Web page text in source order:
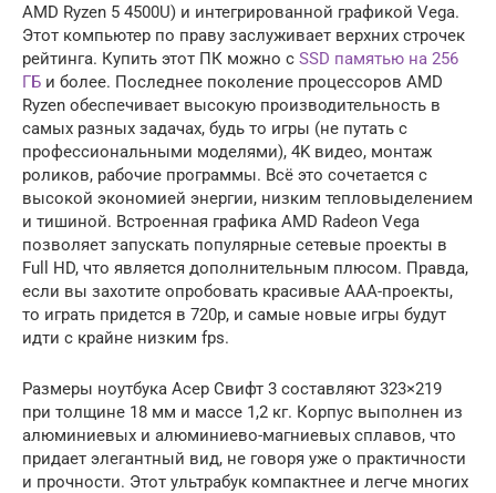
AMD Ryzen 5 4500U) и интегрированной графикой Vega.
Этот компьютер по праву заслуживает верхних строчек
рейтинга. Купить этот ПК можно с SSD памятью на 256
ГБ и более. Последнее поколение процессоров AMD
Ryzen обеспечивает высокую производительность в
самых разных задачах, будь то игры (не путать с
профессиональными моделями), 4K видео, монтаж
роликов, рабочие программы. Всё это сочетается с
высокой экономией энергии, низким тепловыделением
и тишиной. Встроенная графика AMD Radeon Vega
позволяет запускать популярные сетевые проекты в
Full HD, что является дополнительным плюсом. Правда,
если вы захотите опробовать красивые AAA-проекты,
то играть придется в 720p, и самые новые игры будут
идти с крайне низким fps.
Размеры ноутбука Асер Свифт 3 составляют 323×219
при толщине 18 мм и массе 1,2 кг. Корпус выполнен из
алюминиевых и алюминиево-магниевых сплавов, что
придает элегантный вид, не говоря уже о практичности
и прочности. Этот ультрабук компактнее и легче многих